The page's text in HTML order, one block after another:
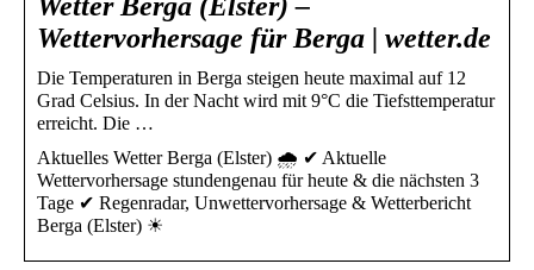
Wettervorhersage für Berga | wetter.de
Die Temperaturen in Berga steigen heute maximal auf 12
Grad Celsius. In der Nacht wird mit 9°C die Tiefsttemperatur
erreicht. Die …
Aktuelles Wetter Berga (Elster) 🌧️ ✔ Aktuelle
Wettervorhersage stundengenau für heute & die nächsten 3
Tage ✔ Regenradar, Unwettervorhersage & Wetterbericht
Berga (Elster) ☀